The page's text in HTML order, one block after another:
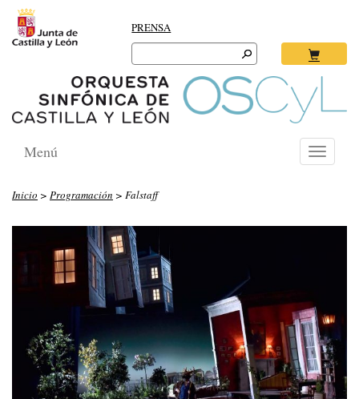
PRENSA
Search
for:
Toggle
Menú
Inicio > Programación > Falstaff